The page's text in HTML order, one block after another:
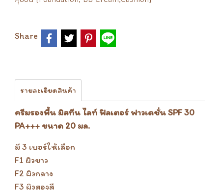
Share
รายละเอียดสินค้า
ครีมรองพื้น มิสทีน ไลท์ ฟิลเตอร์ ฟาวเดชั่น SPF 30
PA+++ ขนาด 20 มล.
มี 3 เบอร์ให้เลือก
F1 ผิวขาว
F2 ผิวกลาง
F3 ผิวสองสี